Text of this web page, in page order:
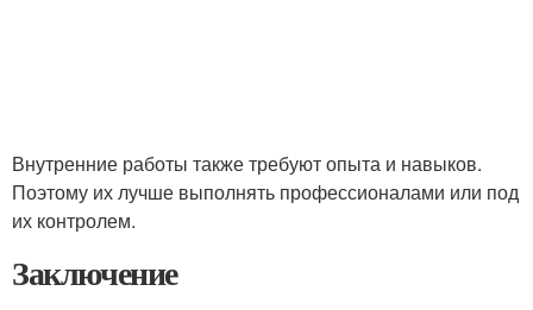
Внутренние работы также требуют опыта и навыков.
Поэтому их лучше выполнять профессионалами или под
их контролем.
Заключение